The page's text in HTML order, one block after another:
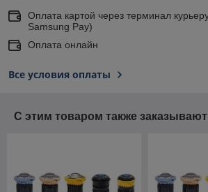
Оплата картой через терминал
Samsung Pay)
Оплата онлайн
Все условия оплаты
С этим товаром также заказывают